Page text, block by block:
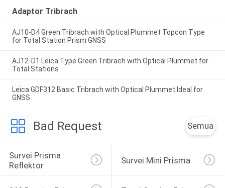
Adaptor Tribrach
AJ10-D4 Green Tribrach with Optical Plummet Topcon Type
for Total Station Prism GNSS
AJ12-D1 Leica Type Green Tribrach with Optical Plummet for
Total Stations
Leica GDF312 Basic Tribrach with Optical Plummet Ideal for
GNSS
Bad Request Semua
Survei Prisma
Reflektor
Survei Mini Prisma